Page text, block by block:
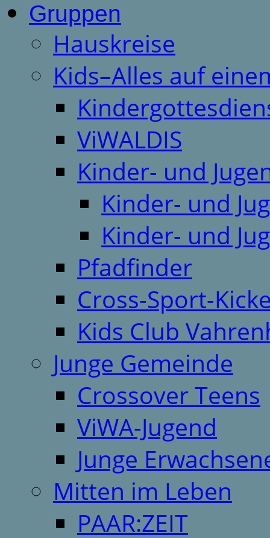
Gruppen
Hauskreise
Kids–Alles auf
ViWALDIS
Kinder- und
Kinder- und
Kinder- und
Pfadfinder
Cross-Sport-
Kids Club
Junge Gemeinde
Crossover Teens
ViWA-Jugend
Junge
Mitten im Leben
PAAR:ZEIT